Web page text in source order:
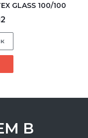
GLASS 100/100
В